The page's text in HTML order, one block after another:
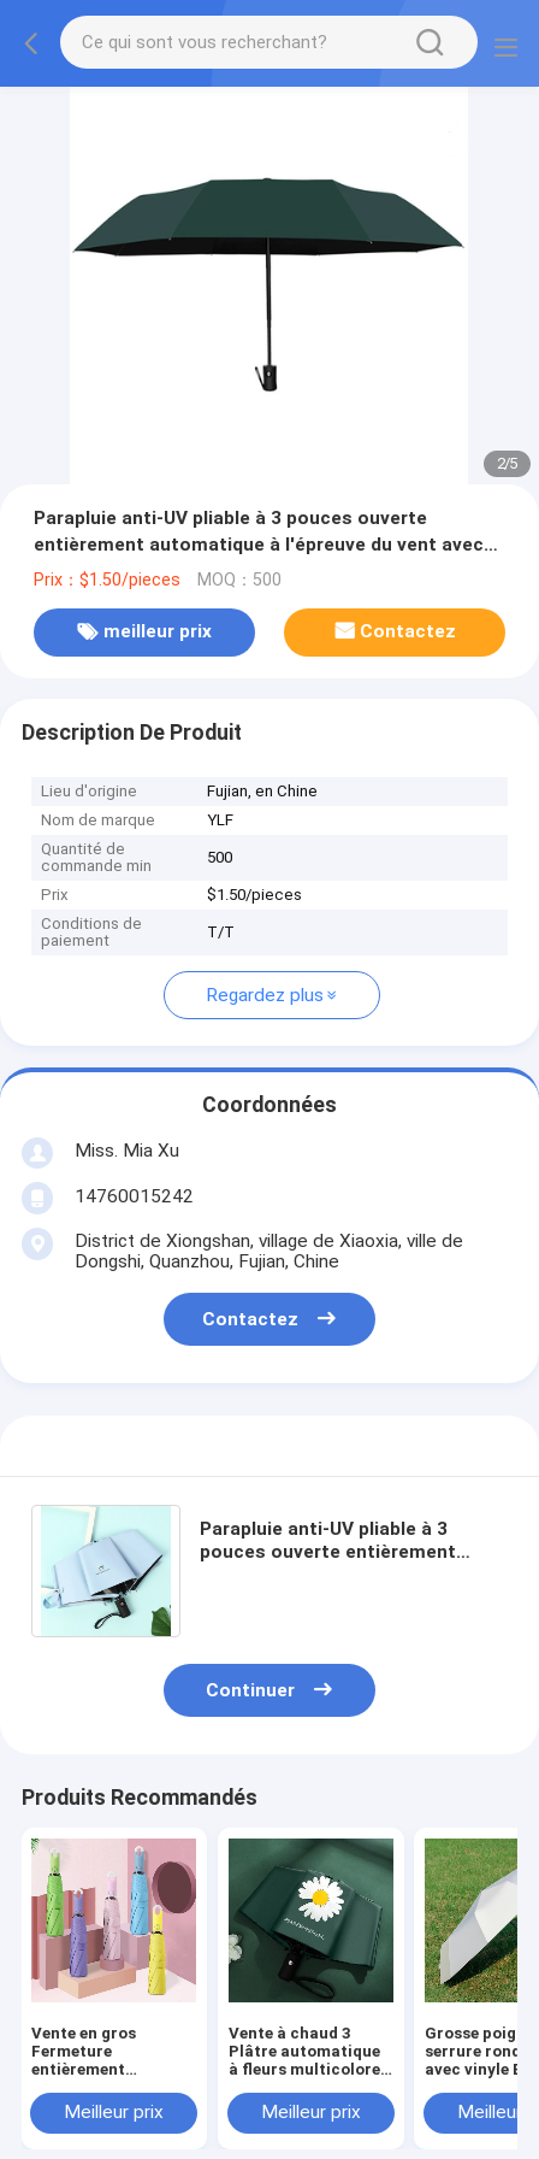
2/5
Parapluie anti-UV pliable à 3 pouces ouverte
entièrement automatique à l'épreuve du vent avec
logo personnalisé
Prix：$1.50/pieces MOQ：500
meilleur prix Contactez
Description De Produit
Lieu d'origine
Fujian, en Chine
Nom de marque
YLF
Quantité de
commande min
500
Prix
$1.50/pieces
Conditions de
paiement
T/T
Regardez plus
Coordonnées
Miss. Mia Xu
14760015242
District de Xiongshan, village de Xiaoxia, ville de
Dongshi, Quanzhou, Fujian, Chine
Contactez
Parapluie anti-UV pliable à 3
pouces ouverte entièrement
Continuer
Produits Recommandés
Vente en gros
Fermeture
entièrement
Manche à
verrouillage triple
Meilleur prix
Vente à chaud 3
Plâtre automatique
à fleurs multicolore
mode étanche au
vent
Meilleur prix
Grosse
serrure ronde
avec vinyle
Automatique
Parapluie UV à
Meilleur